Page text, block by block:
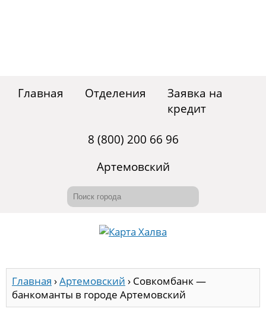
Главная Отделения
Заявка на
кредит
8 (800) 200 66 96
Артемовский
Главная ›Артемовский › Совкомбанк —
банкоманты в городе Артемовский